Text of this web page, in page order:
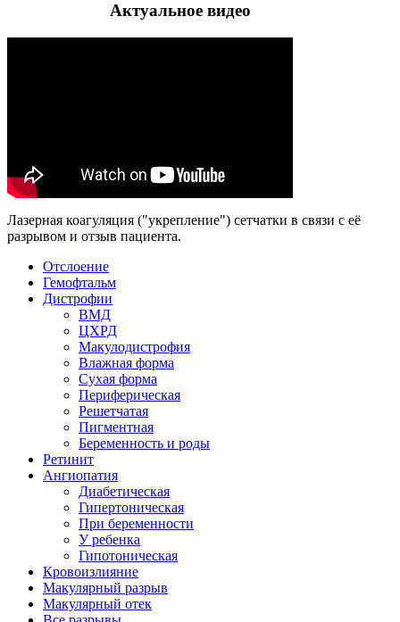
Актуальное видео
Лазерная коагуляция ("укрепление") сетчатки в связи с её
разрывом и отзыв пациента.
Отслоение
Гемофтальм
Дистрофии
ВМД
ЦХРД
Макулодистрофия
Влажная форма
Сухая форма
Периферическая
Решетчатая
Пигментная
Беременность и роды
Ретинит
Ангиопатия
Диабетическая
Гипертоническая
При беременности
У ребенка
Гипотоническая
Кровоизлияние
Макулярный разрыв
Макулярный отек